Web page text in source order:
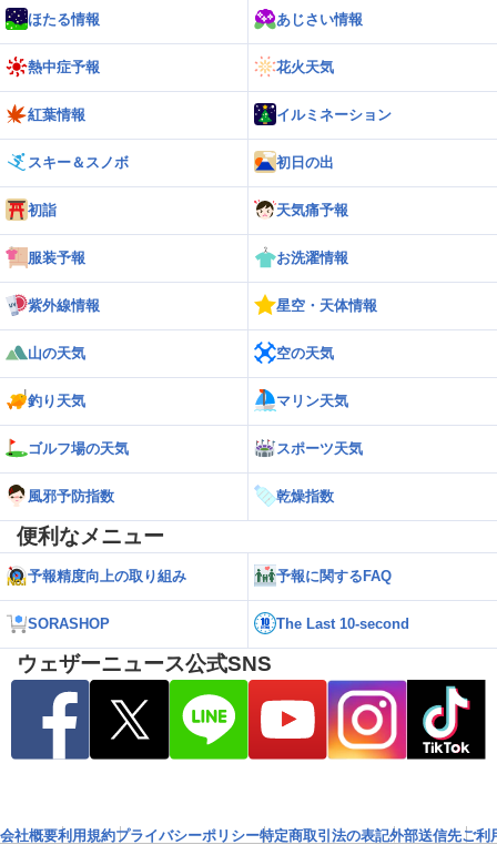
ほたる情報 あじさい情報
熱中症予報 花火天気
紅葉情報 イルミネーション
スキー＆スノボ 初日の出
初詣 天気痛予報
服装予報 お洗濯情報
紫外線情報 星空・天体情報
山の天気 空の天気
釣り天気 マリン天気
ゴルフ場の天気 スポーツ天気
風邪予防指数 乾燥指数
便利なメニュー
予報精度向上の取り組み 予報に関するFAQ
SORASHOP The Last 10-second
ウェザーニュース公式SNS
会社概要利用規約プライバシーポリシー特定商取引法の表記外部送信先ご利